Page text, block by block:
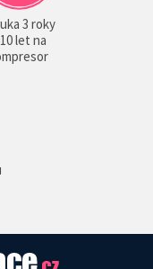
3 roky
let na